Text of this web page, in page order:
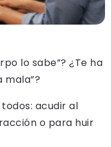
lo sabe”? ¿Te ha
mala”?
acudir al
o para huir